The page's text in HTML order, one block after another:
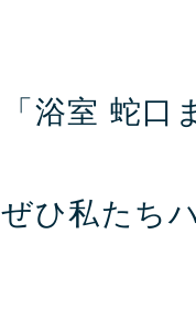
「浴室 蛇
ぜひ私たち